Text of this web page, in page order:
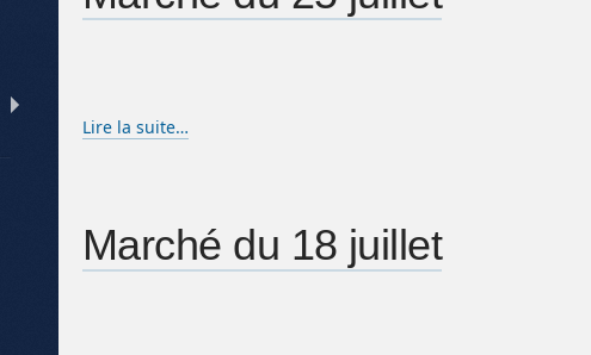
Lire la suite…
Marché du 18 juillet